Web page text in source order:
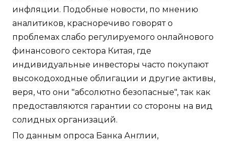
инфляции. Подобные новости, по мнению
аналитиков, красноречиво говорят о
проблемах слабо регулируемого онлайнового
финансового сектора Китая, где
индивидуальные инвесторы часто покупают
высокодоходные облигации и другие активы,
веря, что они "абсолютно безопасные", так как
предоставляются гарантии со стороны на вид
солидных организаций.
По данным опроса Банка Англии,